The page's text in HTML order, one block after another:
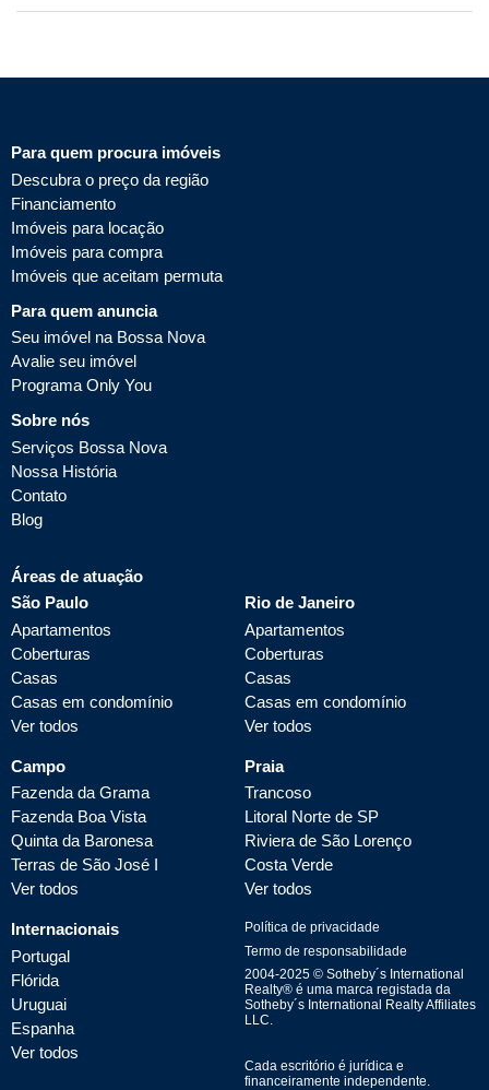
Para quem procura imóveis
Descubra o preço da região
Financiamento
Imóveis para locação
Imóveis para compra
Imóveis que aceitam permuta
Para quem anuncia
Seu imóvel na Bossa Nova
Avalie seu imóvel
Programa Only You
Sobre nós
Serviços Bossa Nova
Nossa História
Contato
Blog
Áreas de atuação
São Paulo
Apartamentos
Coberturas
Casas
Casas em condomínio
Ver todos
Rio de Janeiro
Apartamentos
Coberturas
Casas
Casas em condomínio
Ver todos
Campo
Fazenda da Grama
Fazenda Boa Vista
Quinta da Baronesa
Terras de São José I
Ver todos
Praia
Trancoso
Litoral Norte de SP
Riviera de São Lorenço
Costa Verde
Ver todos
Internacionais
Portugal
Flórida
Uruguai
Espanha
Ver todos
Política de privacidade
Termo de responsabilidade
2004-2025 © Sotheby´s International
Realty® é uma marca registada da
Sotheby´s International Realty Affiliates
LLC.
Cada escritório é jurídica e
financeiramente independente.